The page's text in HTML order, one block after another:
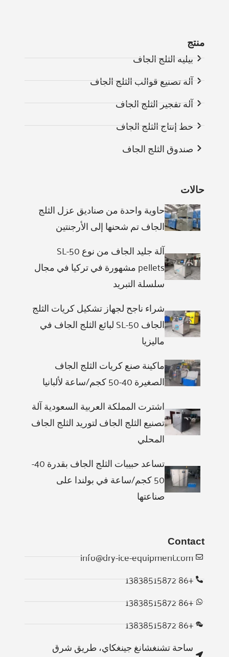
منتج
بيليه الثلج الجاف
آلة تصنيع قوالب الثلج الجاف
آلة تفجير الثلج الجاف
خط إنتاج الثلج الجاف
صندوق الثلج الجاف
حالات
حاوية واحدة من صناديق عزل الثلج
الجاف تم شحنها إلى الأرجنتين
آلة جليد الجاف من نوع SL-50
pellets مشهورة في تركيا في مجال
سلسلة التبريد
شراء ناجح لجهاز تشكيل كريات الثلج
الجاف SL-50 لبائع الثلج الجاف في
ماليزيا
ماكينة صنع كريات الثلج الجاف
الصغيرة 40-50 كجم/ساعة لألبانيا
اشترت المملكة العربية السعودية آلة
تصنيع الثلج الجاف لتوريد الثلج الجاف
المحلي
تساعد حبيبات الثلج الجاف بقدرة 40-
50 كجم/ساعة في بولندا على
صناعتها
Contact
info@dry-ice-equipment.com
+86 13838515872
+86 13838515872
+86 13838515872
ساحة تشنغشانغ جينغكاي، طريق شرق
Whatsapp
Email